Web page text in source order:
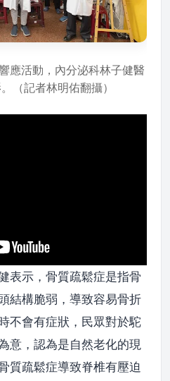
應活動，內分泌科林子健醫
（記者林明佑翻攝）
表示，骨質疏鬆症是指骨
結構脆弱，導致容易骨折
不會有症狀，民眾對於駝
意，認為是自然老化的現
質疏鬆症導致脊椎有壓迫